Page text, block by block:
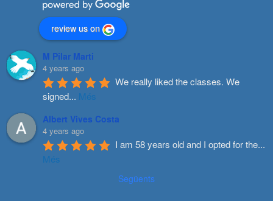
review us on
M Pilar Marti
4 years ago
We really liked the classes. We
signed... Més
Albert Vives Costa
4 years ago
I am 58 years old and I opted for the...
Més
Següents